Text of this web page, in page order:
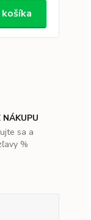
NÁKUPU
sa a
%